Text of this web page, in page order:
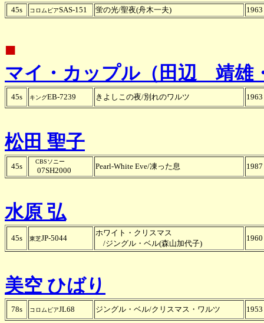
45s コロムビアSAS-151 蛍の光/聖夜(舟木一夫) 1963
■
マイ・カップル（田辺 靖
45s キングEB-7239 きよしこの夜/別れのワルツ 1963
松田 聖子
45s
CBSソニー
07SH2000 Pearl-White Eve/凍った息 1987
水原 弘
45s 東芝JP-5044
ホワイト・クリスマス
/ジングル・ベル(森山加代子)
1960
美空 ひばり
78s コロムビアJL68 ジングル・ベル/クリスマス・ワルツ 1953